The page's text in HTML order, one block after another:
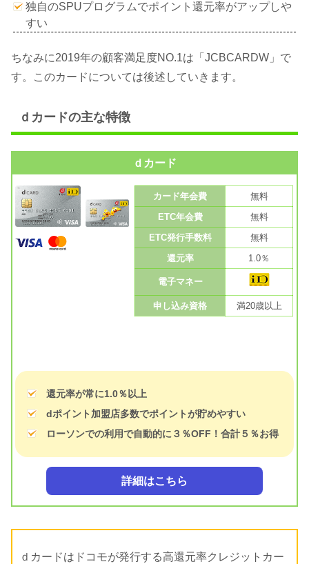
独自のSPUプログラムでポイント還元率がアップしや
すい
ちなみに2019年の顧客満足度NO.1は「JCBCARDW」で
す。このカードについては後述していきます。
ｄカードの主な特徴
ｄカード
カード年会費
無料
ETC年会費
無料
ETC発行手数料
無料
還元率
1.0％
電子マネー
申し込み資格 満20歳以上
還元率が常に1.0％以上
dポイント加盟店多数でポイントが貯めやすい
ローソンでの利用で自動的に３％OFF！合計５％お得
詳細はこちら
ｄカードはドコモが発行する高還元率クレジットカー